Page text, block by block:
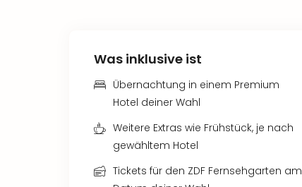
Was inklusive ist
Übernachtung in einem Premium
Hotel deiner Wahl
Weitere Extras wie Frühstück, je nach
gewähltem Hotel
Tickets für den ZDF Fernsehgarten am